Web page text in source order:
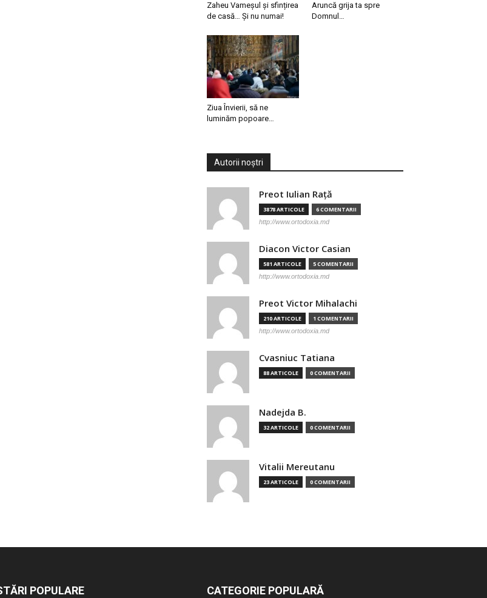
Zaheu Vameșul și sfințirea
de casă… Și nu numai!
Aruncă grija ta spre
Domnul…
Ziua Învierii, să ne
luminăm popoare…
Autorii noștri
Preot Iulian Raţă
3878 ARTICOLE 6 COMENTARII
http://www.ortodoxia.md
Diacon Victor Casian
581 ARTICOLE 5 COMENTARII
http://www.ortodoxia.md
Preot Victor Mihalachi
210 ARTICOLE 1 COMENTARII
http://www.ortodoxia.md
Cvasniuc Tatiana
88 ARTICOLE 0 COMENTARII
Nadejda B.
32 ARTICOLE 0 COMENTARII
Vitalii Mereutanu
23 ARTICOLE 0 COMENTARII
POPULARE CATEGORIE POPULARĂ